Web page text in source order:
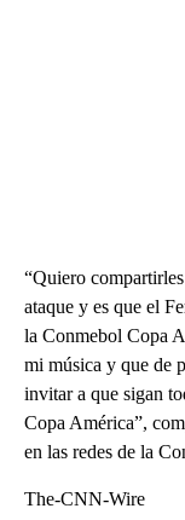
“Quiero
ataque y es que el
la Conmebol Copa
mi música y que de
invitar a que sigan
Copa América”,
en las redes de la
The-CNN-Wire